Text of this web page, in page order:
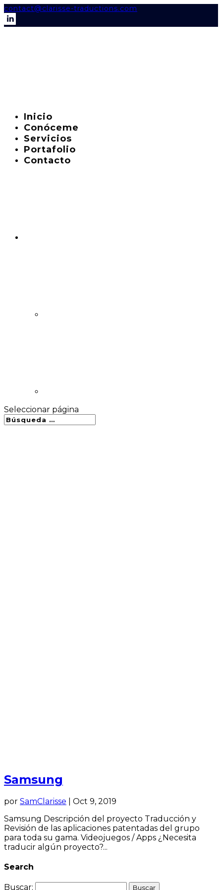
contact@clarisse-traductions.com
Inicio
Conóceme
Servicios
Portafolio
Contacto
Seleccionar página
Samsung
por SamClarisse
Oct 9, 2019
Samsung Descripción del proyecto Traducción y
Revisión de las aplicaciones patentadas del grupo
para toda su gama. Videojuegos / Apps ¿Necesita
traducir algún proyecto?...
Search
Buscar: